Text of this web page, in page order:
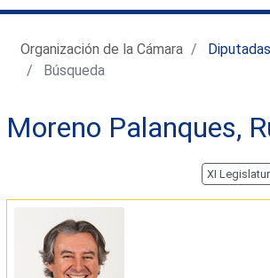
Organización de la Cámara
Búsqueda
Moreno Palanques,